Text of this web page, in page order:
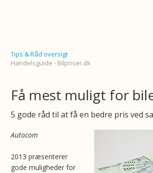
Tips & Råd oversigt
Handelsguide - Bilpriser.dk
Få mest muligt for
5 gode råd til at få en bedre pris ved
Autocom
2013 præsenterer
gode muligheder for